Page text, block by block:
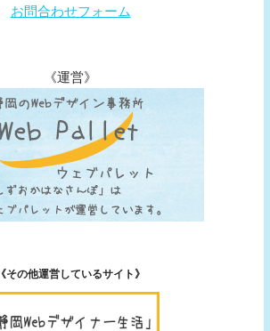
お問合わせフォーム
《運営》
《その他運営しているサイト》